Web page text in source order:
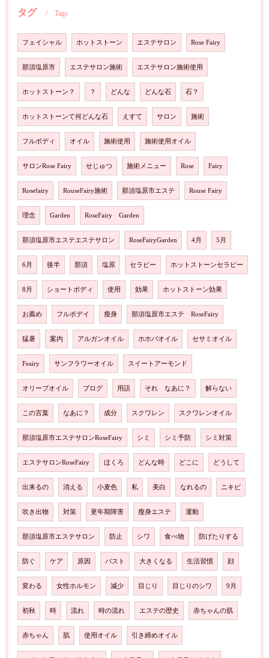
タグ Tags
フェイシャル ホットストーン エステサロン Rose Fairy
那須塩原市 エステサロン施術 エステサロン施術使用
ホットストーン？ ？ どんな どんな石 石？
ホットストーンて何どんな石 えすて サロン 施術
フルボディ オイル 施術使用 施術使用オイル
サロンRose Fairy せじゅつ 施術メニュー Rose Fairy
Rosefairy RouseFairy施術 那須塩原市エステ Rouse Fairy
理念 Garden RoseFairy Garden
那須塩原市エステエステサロン RoseFairyGarden 4月 5月
6月 後半 那須 塩原 セラピー ホットストーンセラピー
8月 ショートボディ 使用 効果 ホットストーン効果
お薦め フルボデイ 瘦身 那須塩原市エステ RoseFairy
猛暑 案内 アルガンオイル ホホバオイル セサミオイル
Feairy サンフラワーオイル スイートアーモンド
オリーブオイル ブログ 用語 それ なあに？ 解らない
この言葉 なあに？ 成分 スクワレン スクワレンオイル
那須塩原市エステサロンRoseFairy シミ シミ予防 シミ対策
エステサロンRoseFairy ほくろ どんな時 どこに どうして
出来るの 消える 小麦色 私 美白 なれるの ニキビ
吹き出物 対策 更年期障害 瘦身エステ 運動
那須塩原市エステサロン 防止 シワ 食べ物 防げたりする
防ぐ ケア 原因 バスト 大きくなる 生活習慣 顔
変わる 女性ホルモン 減少 目じり 目じりのシワ 9月
初秋 時 流れ 時の流れ エステの歴史 赤ちゃんの肌
赤ちゃん 肌 使用オイル 引き締めオイル